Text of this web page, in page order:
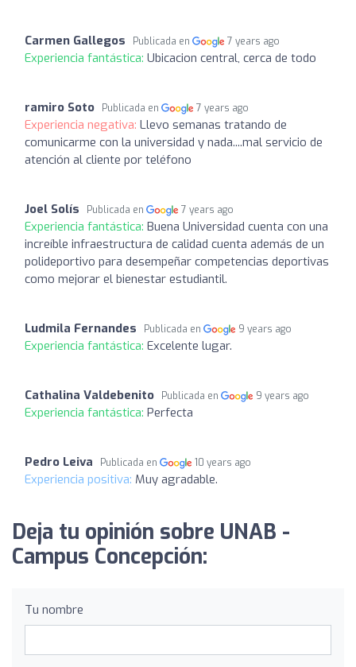
Carmen Gallegos Publicada en 7 years ago
Experiencia fantástica: Ubicacion central, cerca de todo
ramiro Soto Publicada en 7 years ago
Experiencia negativa: Llevo semanas tratando de
comunicarme con la universidad y nada....mal servicio de
atención al cliente por teléfono
Joel Solís Publicada en 7 years ago
Experiencia fantástica: Buena Universidad cuenta con una
increíble infraestructura de calidad cuenta además de un
polideportivo para desempeñar competencias deportivas
como mejorar el bienestar estudiantil.
Ludmila Fernandes Publicada en 9 years ago
Experiencia fantástica: Excelente lugar.
Cathalina Valdebenito Publicada en 9 years ago
Experiencia fantástica: Perfecta
Pedro Leiva Publicada en 10 years ago
Experiencia positiva: Muy agradable.
Deja tu opinión sobre UNAB -
Campus Concepción:
Tu nombre